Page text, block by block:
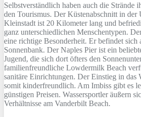
Selbstverständlich haben auch die Strände
den Tourismus. Der Küstenabschnitt in der
Kleinstadt ist 20 Kilometer lang und
ganz unterschiedlichen Menschentypen.
eine richtige Besonderheit. Er befindet sich
Sonnenbank. Der Naples Pier ist ein
Jugend, die sich dort öfters den
familienfreundliche Lowdermilk Beach
sanitäre Einrichtungen. Der Einstieg in das
somit kinderfreundlich. Am Imbiss gibt es
günstigen Preisen. Wassersportler äußern
Verhältnisse am Vanderbilt Beach.